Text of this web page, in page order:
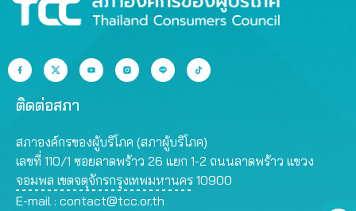
ติดต่อสภา
สภาองค์กรของผู้บริโภค (สภาผู้บริโภค)
เลขที่ 110/1 ซอยลาดพร้าว 26 แยก 1-2 ถนนลาดพร้าว แขวง
จอมพล เขตจตุจักรกรุงเทพมหานคร 10900
E-mail : contact@tcc.or.th